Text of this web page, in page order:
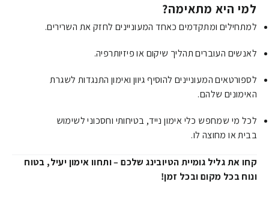
למי היא מתאימה?
למתחילים ומתקדמים כאחד המעוניינים לחזק את השרירים.
לאנשים העוברים תהליך שיקום או פיזיותרפיה.
לספורטאים המעוניינים להוסיף גיוון ואימון התנגדות לשגרת
האימונים שלהם.
לכל מי שמחפש כלי אימון נייד, בטיחותי וחסכוני לשימוש
בבית או מחוצה לו.
קחו את גליל גומיית הטיובינג שלכם – ותחוו אימון יעיל, בטוח
ונוח בכל מקום ובכל זמן!